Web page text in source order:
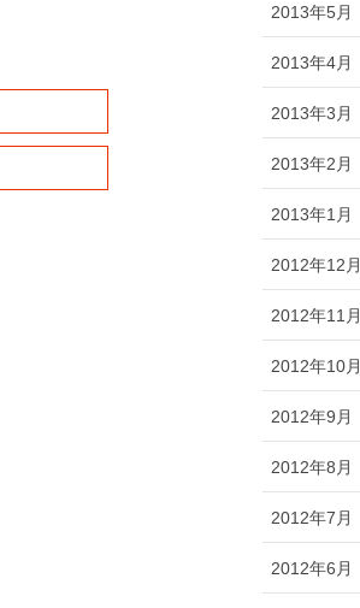
2013年5月
2013年4月
2013年3月
2013年2月
2013年1月
2012年12月
2012年11月
2012年10月
2012年9月
2012年8月
2012年7月
2012年6月